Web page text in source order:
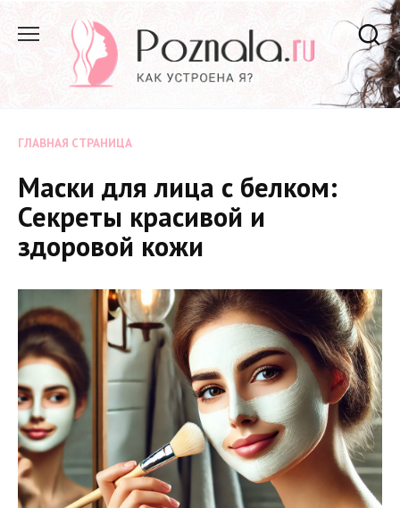
содержанию
ГЛАВНАЯ СТРАНИЦА
Маски для лица с белком:
Секреты красивой и
здоровой кожи